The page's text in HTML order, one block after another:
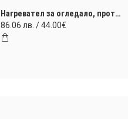
Нагревател за огледало, противозамъгляващ ILO Technology 350x600mm (220V) 40W
86.06 лв. / 44.00€